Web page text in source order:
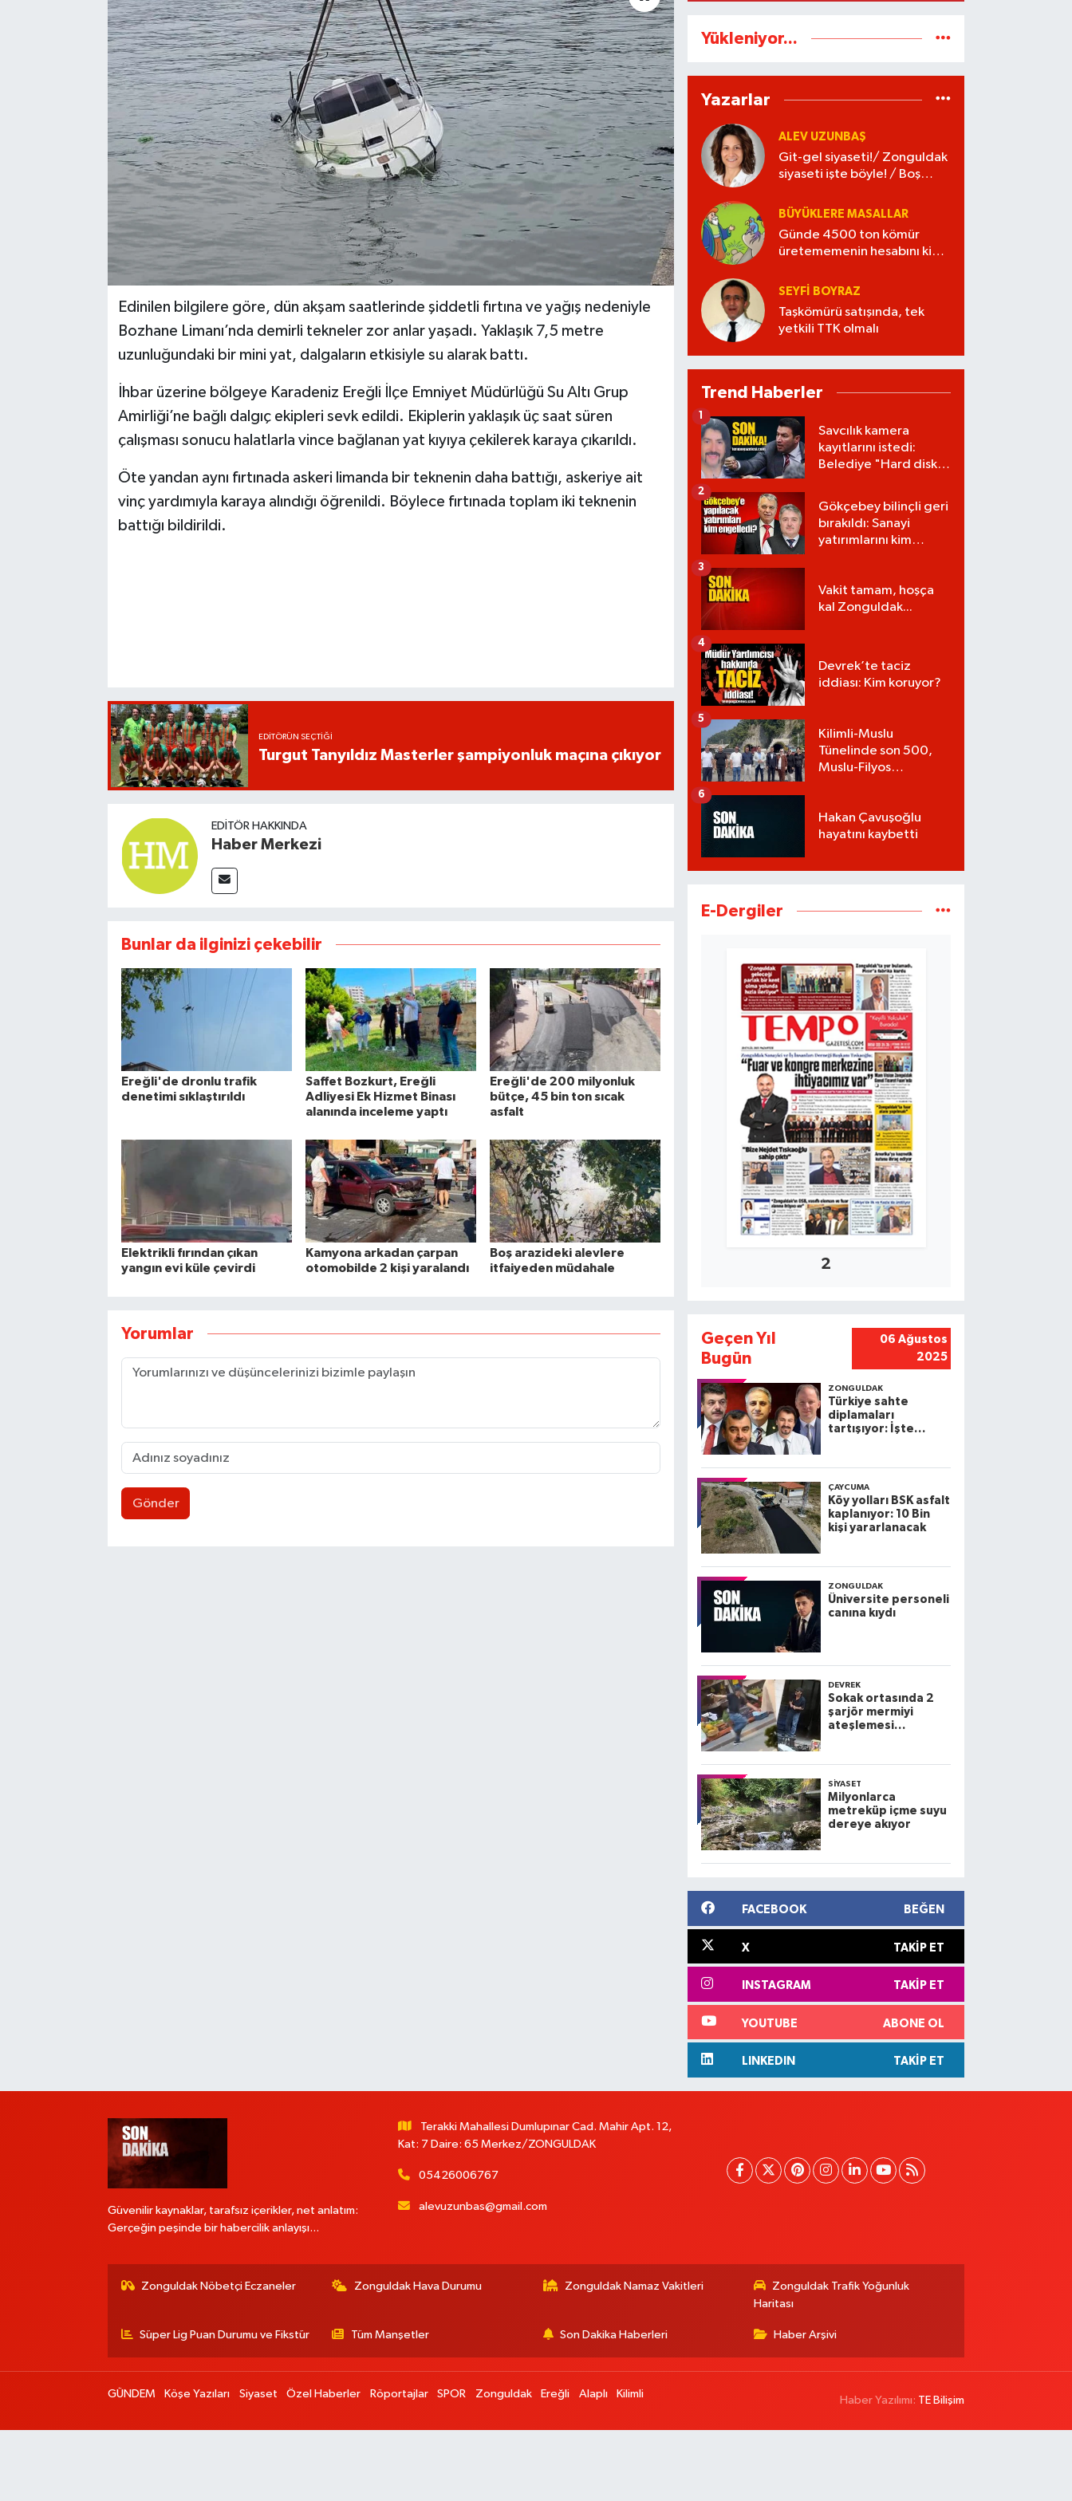
Edinilen bilgilere göre, dün akşam saatlerinde şiddetli fırtına ve yağış nedeniyle
Bozhane Limanı’nda demirli tekneler zor anlar yaşadı. Yaklaşık 7,5 metre
uzunluğundaki bir mini yat, dalgaların etkisiyle su alarak battı.
İhbar üzerine bölgeye Karadeniz Ereğli İlçe Emniyet Müdürlüğü Su Altı Grup
Amirliği’ne bağlı dalgıç ekipleri sevk edildi. Ekiplerin yaklaşık üç saat süren
çalışması sonucu halatlarla vince bağlanan yat kıyıya çekilerek karaya çıkarıldı.
Öte yandan aynı fırtınada askeri limanda bir teknenin daha battığı, askeriye ait
vinç yardımıyla karaya alındığı öğrenildi. Böylece fırtınada toplam iki teknenin
battığı bildirildi.
EDITÖRÜN SEÇTIĞI
Turgut Tanyıldız Masterler şampiyonluk maçına çıkıyor
EDITÖR HAKKINDA
Haber Merkezi
Bunlar da ilginizi çekebilir
Ereğli'de dronlu trafik
denetimi sıklaştırıldı
Saffet Bozkurt, Ereğli
Adliyesi Ek Hizmet Binası
alanında inceleme yaptı
Ereğli'de 200 milyonluk
bütçe, 45 bin ton sıcak
asfalt
Elektrikli fırından çıkan
yangın evi küle çevirdi
Kamyona arkadan çarpan
otomobilde 2 kişi yaralandı
Boş arazideki alevlere
itfaiyeden müdahale
Yorumlar
Gönder
Yükleniyor...
Yazarlar
ALEV UZUNBAŞ
Git-gel siyaseti!/ Zonguldak
siyaseti işte böyle! / Boş
BÜYÜKLERE MASALLAR
Günde 4500 ton kömür
üretememenin hesabını kim
SEYFI BOYRAZ
Taşkömürü satışında, tek
yetkili TTK olmalı
Trend Haberler
Savcılık kamera
kayıtlarını istedi:
Belediye "Hard disk
1
Gökçebey bilinçli geri
bırakıldı: Sanayi
yatırımlarını kim
2
Vakit tamam, hoşça
kal Zonguldak...
3
Devrek’te taciz
iddiası: Kim koruyor?
4
Kilimli-Muslu
Tünelinde son 500,
Muslu-Filyos
5
Hakan Çavuşoğlu
hayatını kaybetti
6
E-Dergiler
2
Geçen Yıl
Bugün
06 Ağustos
2025
ZONGULDAK
Türkiye sahte
diplamaları
tartışıyor: İşte
diplomaları
ÇAYCUMA
Köy yolları BSK asfalt
kaplanıyor: 10 Bin
kişi yararlanacak
ZONGULDAK
Üniversite personeli
canına kıydı
DEVREK
Sokak ortasında 2
şarjör mermiyi
ateşlemesi
SIYASET
Milyonlarca
metreküp içme suyu
dereye akıyor
FACEBOOK BEĞEN
X TAKIP ET
INSTAGRAM TAKIP ET
YOUTUBE ABONE OL
LINKEDIN TAKIP ET
Güvenilir kaynaklar, tarafsız içerikler, net anlatım:
Gerçeğin peşinde bir habercilik anlayışı...
Terakki Mahallesi Dumlupınar Cad. Mahir Apt. 12,
Kat: 7 Daire: 65 Merkez/ZONGULDAK
05426006767
alevuzunbas@gmail.com
Zonguldak Nöbetçi Eczaneler Zonguldak Hava Durumu Zonguldak Namaz Vakitleri
Zonguldak Trafik Yoğunluk
Haritası
Süper Lig Puan Durumu ve Fikstür Tüm Manşetler Son Dakika Haberleri Haber Arşivi
GÜNDEM Köşe Yazıları Siyaset Özel Haberler Röportajlar SPOR Zonguldak Ereğli Alaplı Kilimli
Haber Yazılımı: TE Bilişim
Zonguldak